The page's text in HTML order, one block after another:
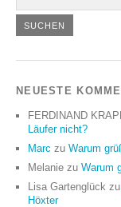
NEUESTE
FERDINAND
Läufer nicht?
Marc zu Warum
Melanie zu Warum
Lisa Gartenglück zu
Höxter